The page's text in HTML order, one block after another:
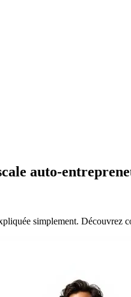
auto-
simplement.